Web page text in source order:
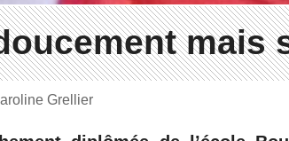
mais
Grellier